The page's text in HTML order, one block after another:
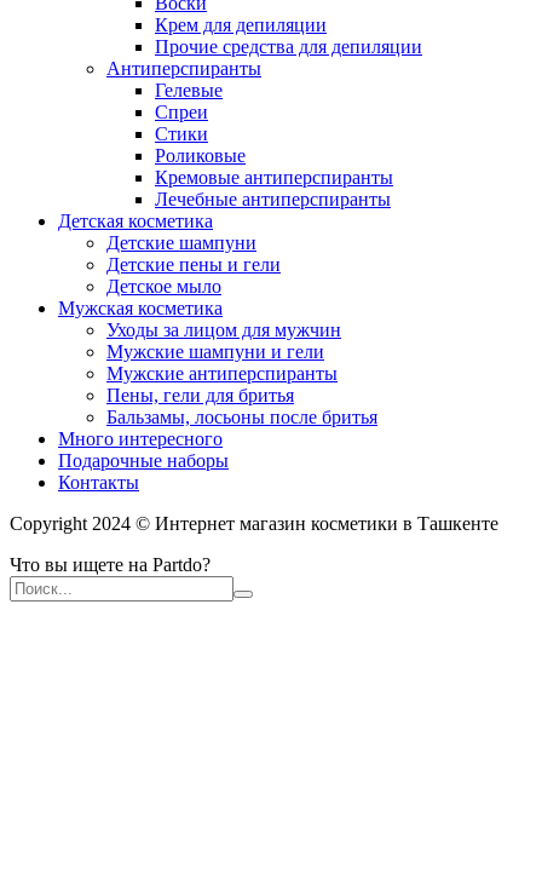
Крем для депиляции
Прочие средства для депиляции
Антиперспиранты
Гелевые
Спреи
Стики
Роликовые
Кремовые антиперспиранты
Лечебные антиперспиранты
Детская косметика
Детские шампуни
Детские пены и гели
Детское мыло
Мужская косметика
Уходы за лицом для мужчин
Мужские шампуни и гели
Мужские антиперспиранты
Пены, гели для бритья
Бальзамы, лосьоны после бритья
Много интересного
Подарочные наборы
Контакты
Copyright 2024 © Интернет магазин косметики в Ташкенте
Что вы ищете на Partdo?